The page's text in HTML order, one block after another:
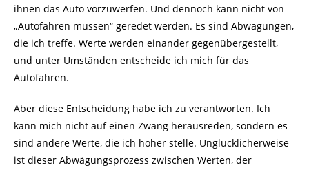
ihnen das Auto vorzuwerfen. Und dennoch kann nicht von
„Autofahren müssen“ geredet werden. Es sind Abwägungen,
die ich treffe. Werte werden einander gegenübergestellt,
und unter Umständen entscheide ich mich für das
Autofahren.
Aber diese Entscheidung habe ich zu verantworten. Ich
kann mich nicht auf einen Zwang herausreden, sondern es
sind andere Werte, die ich höher stelle. Unglücklicherweise
ist dieser Abwägungsprozess zwischen Werten, der